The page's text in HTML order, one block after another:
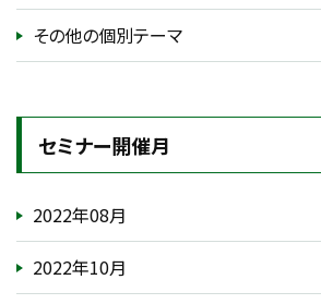
その他の個別テーマ
セミナー開催月
2022年08月
2022年10月